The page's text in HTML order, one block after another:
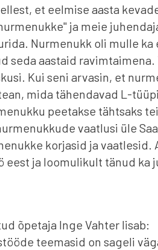
et eelmise aasta
ja meie
Nurmenukk oli mulle ka
seda aastaid
Kui seni arvasin, et
mida tähendavad L-
peetakse tähtsaks
vaatlusi üle
korjasid ja vaatlesid.
ja loomulikult tänud ka
õpetaja Inge Vahter lisab:
teemasid on sageli